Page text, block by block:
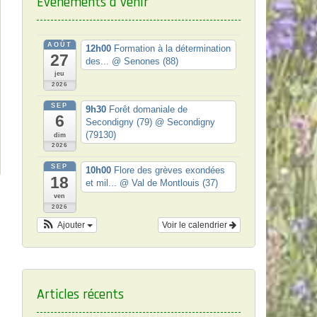
AOÛT
27
jeu
2026
12h00 Formation à la détermination
des... @ Senones (88)
SEP
6
dim
2026
9h30 Forêt domaniale de
Secondigny (79) @ Secondigny
(79130)
SEP
18
ven
2026
10h00 Flore des grèves exondées
et mil... @ Val de Montlouis (37)
Voir le calendrier
Ajouter
Articles récents